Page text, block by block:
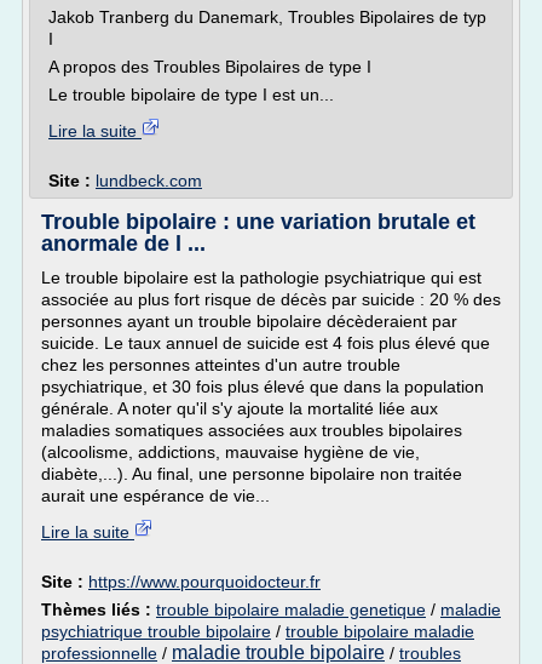
Jakob Tranberg du Danemark, Troubles Bipolaires de typ
I
A propos des Troubles Bipolaires de type I
Le trouble bipolaire de type I est un...
Lire la suite
Site : lundbeck.com
Trouble bipolaire : une variation brutale et
anormale de l ...
Le trouble bipolaire est la pathologie psychiatrique qui est
associée au plus fort risque de décès par suicide : 20 % des
personnes ayant un trouble bipolaire décèderaient par
suicide. Le taux annuel de suicide est 4 fois plus élevé que
chez les personnes atteintes d'un autre trouble
psychiatrique, et 30 fois plus élevé que dans la population
générale. A noter qu'il s'y ajoute la mortalité liée aux
maladies somatiques associées aux troubles bipolaires
(alcoolisme, addictions, mauvaise hygiène de vie,
diabète,...). Au final, une personne bipolaire non traitée
aurait une espérance de vie...
Lire la suite
Site : https://www.pourquoidocteur.fr
Thèmes liés : trouble bipolaire maladie genetique / maladie
psychiatrique trouble bipolaire / trouble bipolaire maladie
professionnelle / maladie trouble bipolaire / troubles